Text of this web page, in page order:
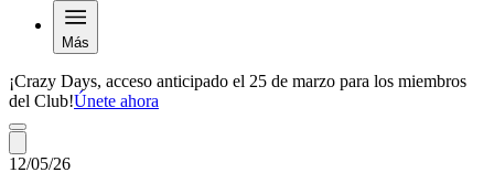
Más
¡Crazy Days, acceso anticipado el 25 de marzo para los miembros
del Club!Únete ahora
12/05/26